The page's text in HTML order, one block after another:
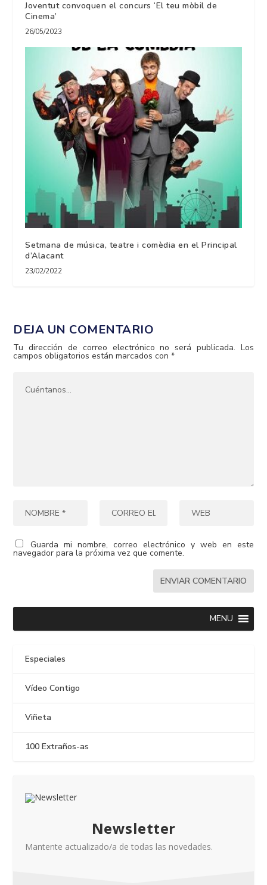
Joventut convoquen el concurs ‘El teu mòbil de
Cinema’
26/05/2023
Setmana de música, teatre i comèdia en el Principal
d’Alacant
23/02/2022
DEJA UN COMENTARIO
Tu dirección de correo electrónico no será publicada. Los
campos obligatorios están marcados con*
Guarda mi nombre, correo electrónico y web en este
navegador para la próxima vez que comente.
MENU
Especiales
Vídeo Contigo
Viñeta
100 Extraños-as
Newsletter
Mantente actualizado/a de todas las novedades.